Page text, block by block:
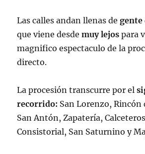
Las calles andan llenas degente
que viene desdemuy lejos para
magnifico espectaculo de la
directo.
La procesión transcurre por el
recorrido: San Lorenzo, Rincón
San Antón, Zapatería,
Consistorial, San Saturnino y